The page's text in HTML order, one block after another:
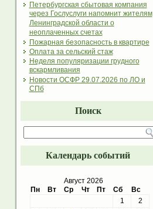
Петербургская сбытовая компания
через Гослуслуги напомнит жителям
Ленинградской области о
неоплаченных счетах
Пожарная безопасность в квартире
Оплата за сельский стаж
Неделя популяризации грудного
вскармливания
Новости ОСФР 29.07.2026 по ЛО и
СПб
Поиск
Календарь событий
Август 2026
Пн
Вт Ср Чт Пт Сб
Вс
1
2